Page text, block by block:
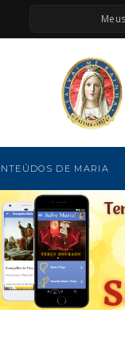
DE MARIA